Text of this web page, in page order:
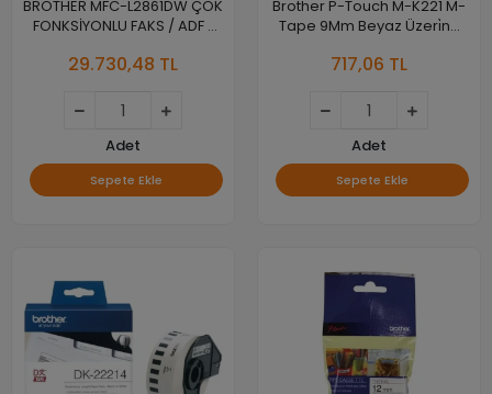
BROTHER MFC-L2861DW ÇOK
FONKSİYONLU FAKS / ADF /
LAZER YAZICI
29.730,48 TL
Adet
Sepete Ekle
Brother P-Touch M-K221 M-
Tape 9Mm Beyaz Üzeri̇ne
717,06 TL
Adet
Sepete Ekle